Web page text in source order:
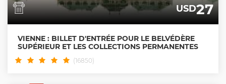
USD27
VIENNE : BILLET D'ENTRÉE POUR LE BELVÉDÈRE
SUPÉRIEUR ET LES COLLECTIONS PERMANENTES
(16850)